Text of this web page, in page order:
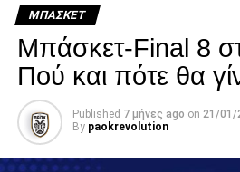
στους «8» του FIBA Europe Cup.
εξασφάλισε την συμμετοχή της
της διοργάνωσης δύο
ολοκλήρωση της δεύτερης
Απομένουν δύο εντός έδρας
διεξαχθούνσε διαφορετική ώρα
αρχικά προγραμματιστεί.
ΜΠΆΣΚΕΤ
Μπάσκετ-Final 8
Πού και πότε θα
Published 7 μήνες ago on 21/01/
By paokrevolution